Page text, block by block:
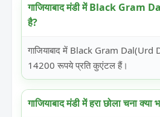
गाजियाबाद मंडी में Black Gram
है?
गाजियाबाद में Black Gram Dal(Urd
14200 रूपये प्रति कुएंटल हैं।
गाजियाबाद मंडी में हरा छोला चना क्या